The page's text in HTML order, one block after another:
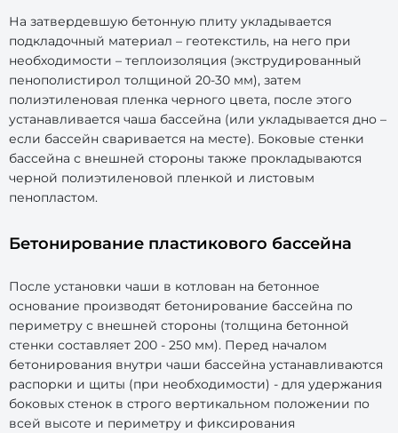
На затвердевшую бетонную плиту укладывается
подкладочный материал – геотекстиль, на него при
необходимости – теплоизоляция (экструдированный
пенополистирол толщиной 20-30 мм), затем
полиэтиленовая пленка черного цвета, после этого
устанавливается чаша бассейна (или укладывается дно –
если бассейн сваривается на месте). Боковые стенки
бассейна с внешней стороны также прокладываются
черной полиэтиленовой пленкой и листовым
пенопластом.
Бетонирование пластикового бассейна
После установки чаши в котлован на бетонное
основание производят бетонирование бассейна по
периметру с внешней стороны (толщина бетонной
стенки составляет 200 - 250 мм). Перед началом
бетонирования внутри чаши бассейна устанавливаются
распорки и щиты (при необходимости) - для удержания
боковых стенок в строго вертикальном положении по
всей высоте и периметру и фиксирования